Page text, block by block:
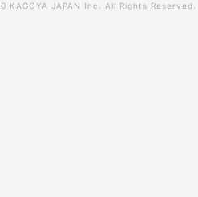
KAGOYA JAPAN Inc. All Rights Reserved.